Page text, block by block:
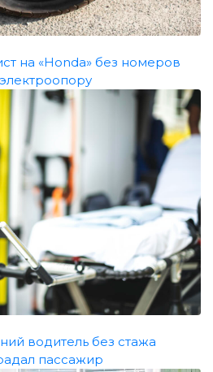
на «Honda» без номеров
водитель без стажа
пассажир